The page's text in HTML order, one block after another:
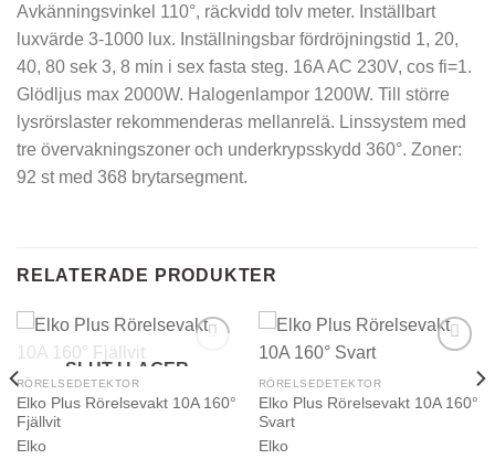
Avkänningsvinkel 110°, räckvidd tolv meter. Inställbart
luxvärde 3-1000 lux. Inställningsbar fördröjningstid 1, 20,
40, 80 sek 3, 8 min i sex fasta steg. 16A AC 230V, cos fi=1.
Glödljus max 2000W. Halogenlampor 1200W. Till större
lysrörslaster rekommenderas mellanrelä. Linssystem med
tre övervakningszoner och underkrypsskydd 360°. Zoner:
92 st med 368 brytarsegment.
RELATERADE PRODUKTER
SLUT I LAGER
RÖRELSEDETEKTOR
Elko Plus Rörelsevakt 10A 160°
Fjällvit
Elko
RÖRELSEDETEKTOR
Elko Plus Rörelsevakt 10A 160°
Svart
Elko